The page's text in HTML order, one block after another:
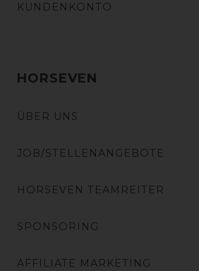
KUNDENKONTO
HORSEVEN
ÜBER UNS
JOB/STELLENANGEBOTE
HORSEVEN TEAMREITER
SPONSORING
AFFILIATE MARKETING